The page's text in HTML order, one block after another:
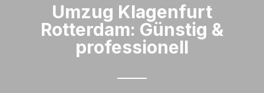
Umzug Klagenfurt​
Rotterdam: Günstig &
professionell​